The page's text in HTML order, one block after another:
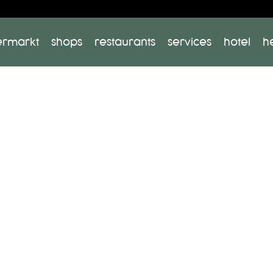
shops restaurants services hotel